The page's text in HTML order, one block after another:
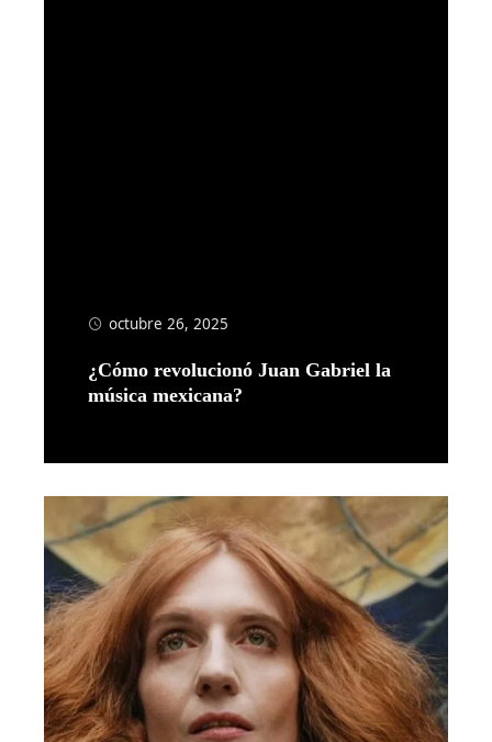
octubre 26, 2025
¿Cómo revolucionó Juan Gabriel la
música mexicana?